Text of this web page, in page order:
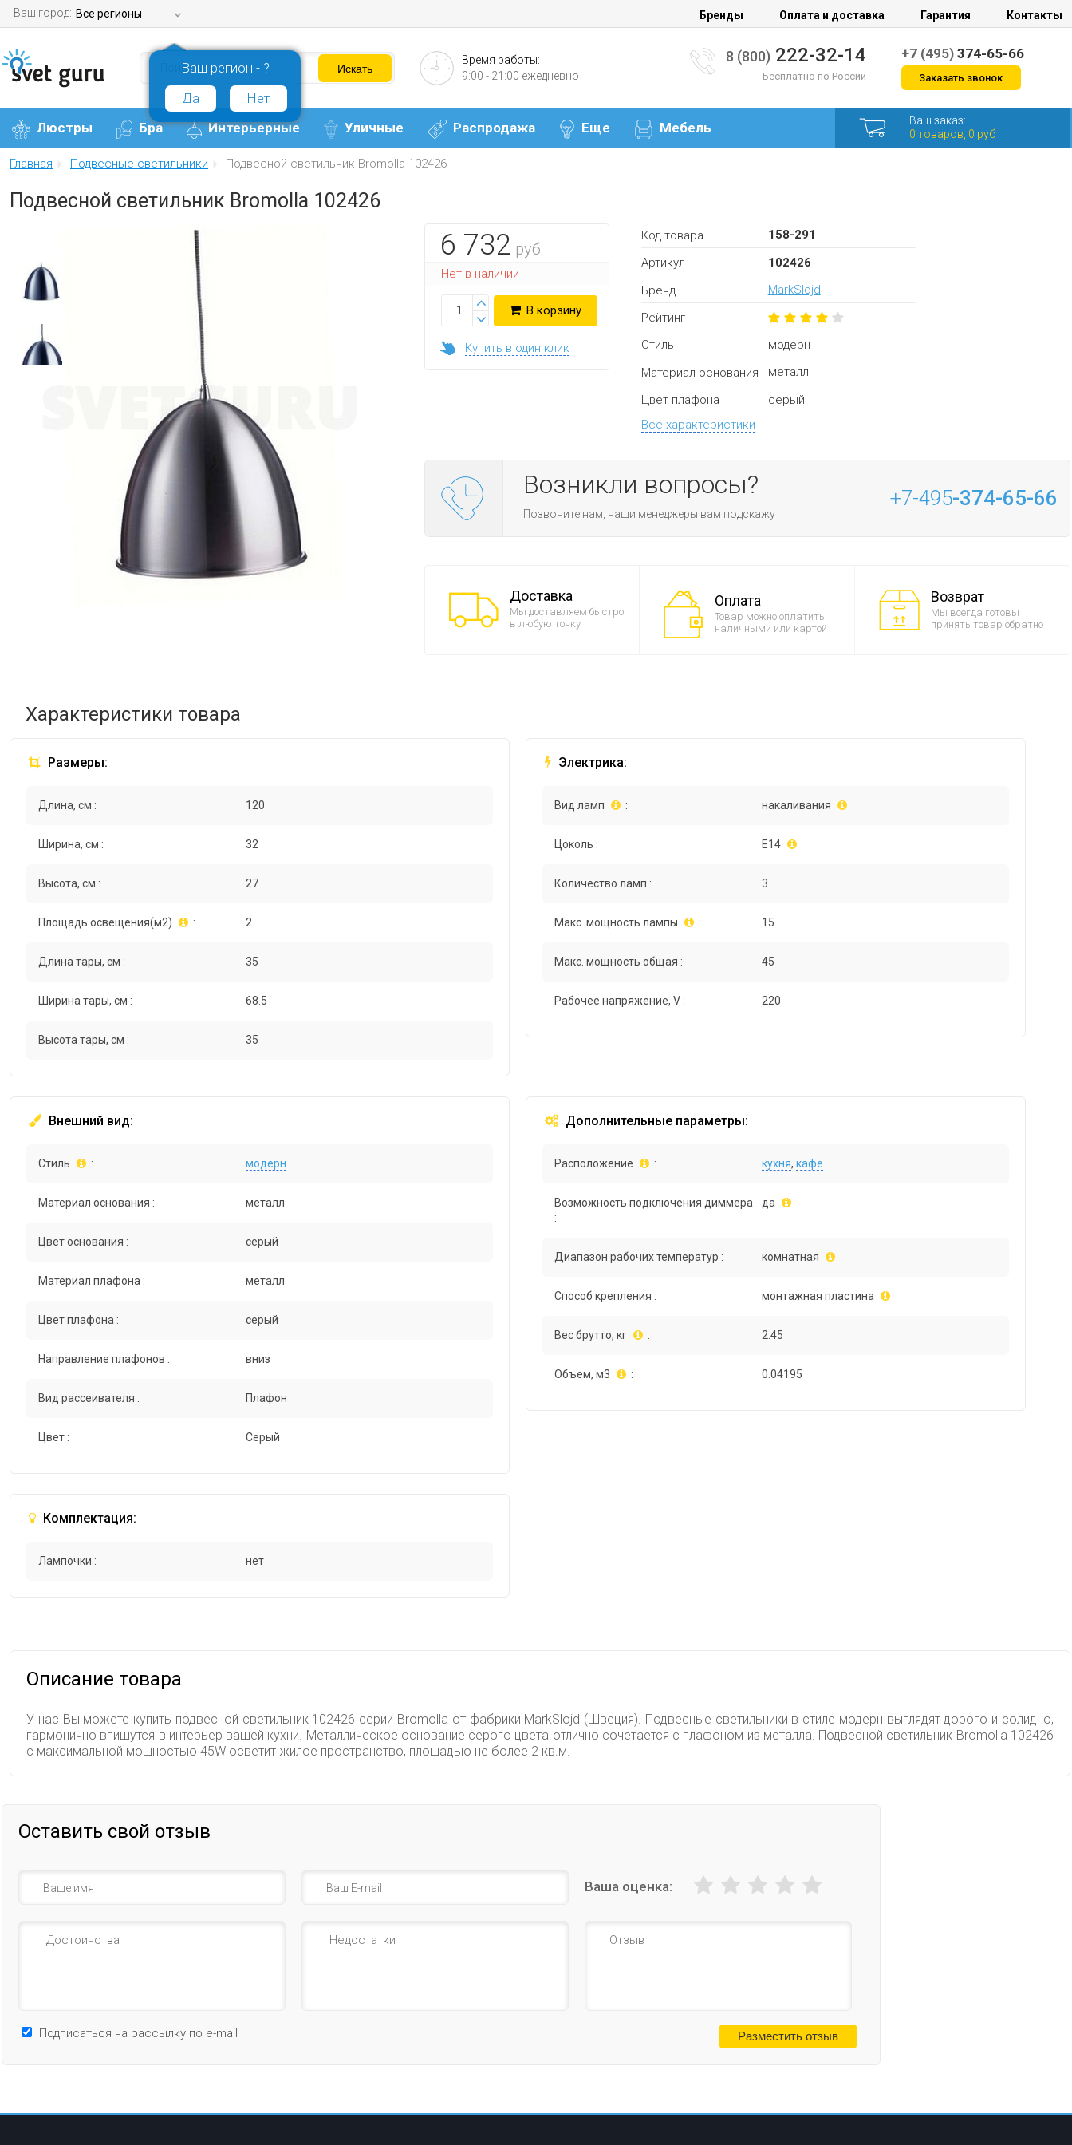
Ваш город: Все регионы
Ваш регион - ?
Да
Нет
Бренды Оплата и доставка Гарантия Контакты
Время работы:
9:00 - 21:00 ежедневно
8 (800) 222-32-14
Бесплатно по России
+7 (495)374-65-66
Заказать звонок
Люстры Бра Интерьерные Уличные Распродажа Еще Мебель
Ваш заказ:
0 товаров, 0 руб
Главная Подвесные светильники Подвесной светильник Bromolla 102426
Подвесной светильник Bromolla 102426
6 732 руб
Нет в наличии
В корзину
Купить в один клик
Код товара
158-291
Артикул
102426
Бренд
MarkSlojd
Рейтинг
Стиль
модерн
Материал основания
металл
Цвет плафона
серый
Все характеристики
Возникли вопросы?
Позвоните нам, наши менеджеры вам подскажут!
+7-495-374-65-66
Доставка
Мы доставляем быстро
в любую точку
Оплата
Товар можно оплатить
наличными или картой
Возврат
Мы всегда готовы
принять товар обратно
Характеристики товара
Размеры:
Длина, см : 120
Ширина, см : 32
Высота, см : 27
Площадь освещения(м2) : 2
Длина тары, см : 35
Ширина тары, см : 68.5
Высота тары, см : 35
Электрика:
Вид ламп : накаливания
Цоколь : E14
Количество ламп : 3
Макс. мощность лампы : 15
Макс. мощность общая : 45
Рабочее напряжение, V : 220
Внешний вид:
Стиль : модерн
Материал основания : металл
Цвет основания : серый
Материал плафона : металл
Цвет плафона : серый
Направление плафонов : вниз
Вид рассеивателя : Плафон
Цвет : Серый
Дополнительные параметры:
Расположение : кухня,кафе
Возможность подключения диммера
:
да
Диапазон рабочих температур : комнатная
Способ крепления : монтажная пластина
Вес брутто, кг : 2.45
Объем, м3 : 0.04195
Комплектация:
Лампочки : нет
Описание товара
У нас Вы можете купить подвесной светильник 102426 серии Bromolla от фабрики MarkSlojd (Швеция). Подвесные светильники в стиле модерн выглядят дорого и солидно,
гармонично впишутся в интерьер вашей кухни. Металлическое основание серого цвета отлично сочетается с плафоном из металла. Подвесной светильник Bromolla 102426
с максимальной мощностью 45W осветит жилое пространство, площадью не более 2 кв.м.
Оставить свой отзыв
Ваша оценка:
Подписаться на рассылку по e-mail